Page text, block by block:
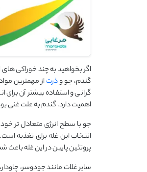
اگر بخواهید به چند خوراکی
گندم، جو وذرتاز مهمترین
گرانی و استفاده بیشتر آن برای
اهمیت دارد. گندم به علت غنی
جو با سطح انرژی متعادل تر
انتخاب این غله برای تغذیه
پروتئین پایین در این غله باعث
سایر غلات مانند جودوسر،